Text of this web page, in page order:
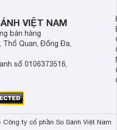
VIỆT NAM
bán hàng
Thổ Quan, Đống Đa,
số 0106373516,
ty cổ phần So Sánh Việt Nam